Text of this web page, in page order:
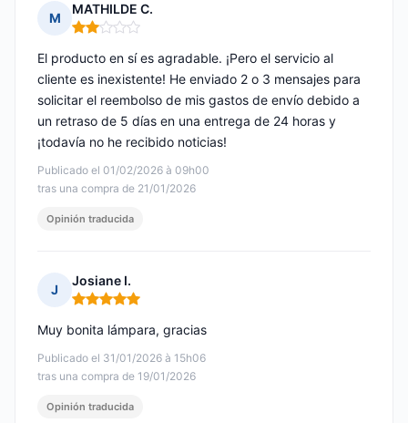
M
MATHILDE C.
Nota: 2 de 5
Publicado el 01/02/2026 à 09h00
tras una compra de 21/01/2026
El producto en sí es agradable. ¡Pero el servicio al
cliente es inexistente! He enviado 2 o 3 mensajes para
solicitar el reembolso de mis gastos de envío debido a
un retraso de 5 días en una entrega de 24 horas y
¡todavía no he recibido noticias!
Opinión traducida
J
Josiane I.
Nota: 5 de 5
Publicado el 31/01/2026 à 15h06
tras una compra de 19/01/2026
Muy bonita lámpara, gracias
Opinión traducida